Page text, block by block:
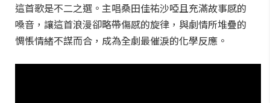
這首歌是不二之選。主唱桑田佳祐沙啞且充滿故事感的
嗓音，讓這首浪漫卻略帶傷感的旋律，與劇情所堆疊的
惆悵情緒不謀而合，成為全劇最催淚的化學反應。